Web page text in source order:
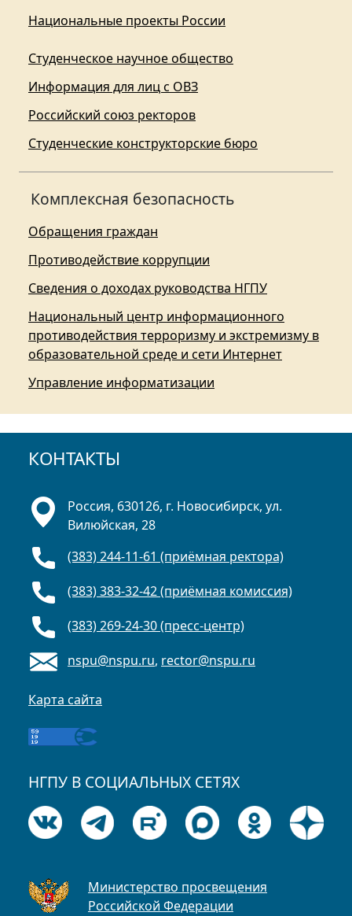
Национальные проекты России
Студенческое научное общество
Информация для лиц с ОВЗ
Российский союз ректоров
Студенческие конструкторские бюро
Комплексная безопасность
Обращения граждан
Противодействие коррупции
Сведения о доходах руководства НГПУ
Национальный центр информационного
противодействия терроризму и экстремизму в
образовательной среде и сети Интернет
Управление информатизации
КОНТАКТЫ
Россия, 630126, г. Новосибирск, ул.
Вилюйская, 28
(383) 244-11-61 (приёмная ректора)
(383) 383-32-42 (приёмная комиссия)
(383) 269-24-30 (пресс-центр)
nspu@nspu.ru, rector@nspu.ru
Карта сайта
НГПУ В СОЦИАЛЬНЫХ СЕТЯХ
Министерство просвещения
Российской Федерации